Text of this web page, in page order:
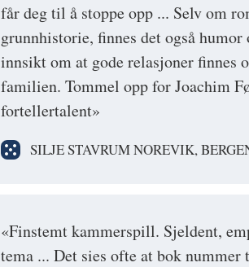
får deg til å stoppe opp ... Selv om
grunnhistorie, finnes det også
innsikt om at gode relasjoner finnes
familien. Tommel opp for Joachim
fortellertalent»
SILJE STAVRUM NOREVIK,
«Finstemt kammerspill. Sjeldent,
tema ... Det sies ofte at bok